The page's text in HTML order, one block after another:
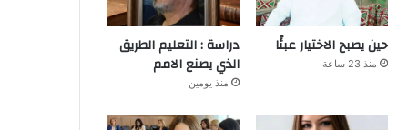
حين يصبح الاختيار عبئًا
منذ 23 ساعة
دراسة : التعليم الطريق
الذي يصنع الامم
منذ يومين